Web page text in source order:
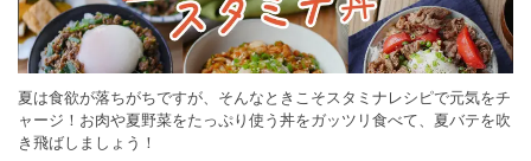
夏は食欲が落ちがちですが、そんなときこそスタミナレシピで元気をチ
ャージ！お肉や夏野菜をたっぷり使う丼をガッツリ食べて、夏バテを吹
き飛ばしましょう！